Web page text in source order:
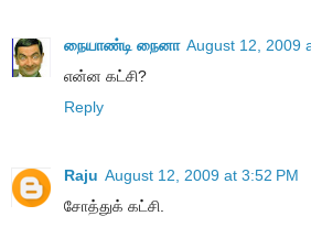
நையாண்டி நைனா August 12, 2009
என்ன கட்சி?
Reply
Raju August 12, 2009 at 3:52 PM
சோத்துக் கட்சி.